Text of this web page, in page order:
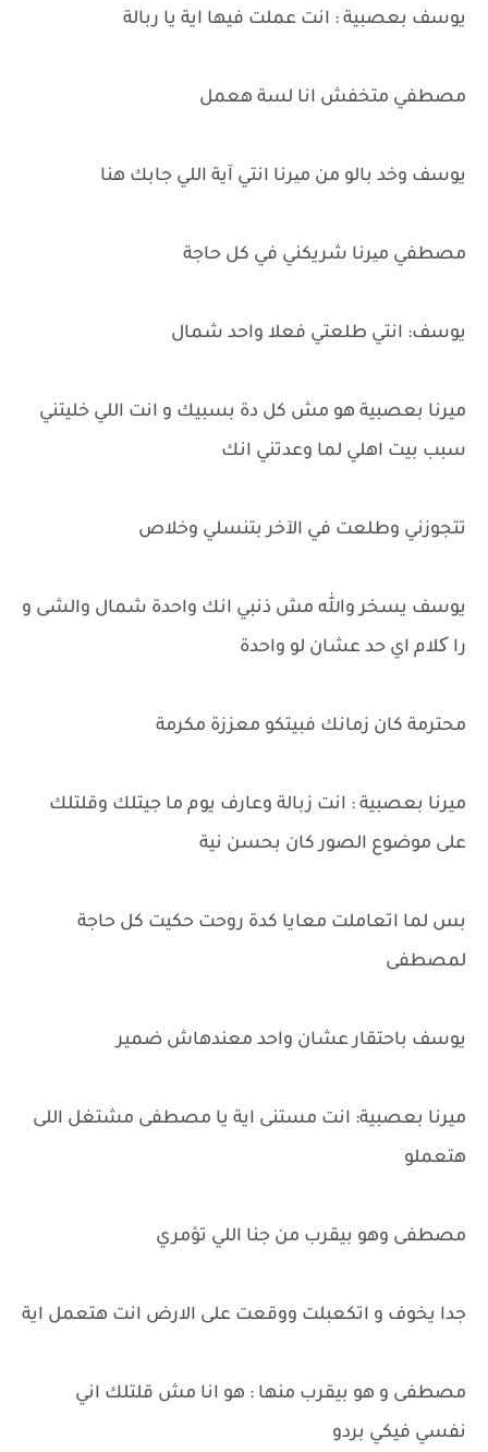
يوسف بعصبية : انت عملت فيها اية يا ربالة
مصطفي متخفش انا لسة هعمل
يوسف وخد بالو من میرنا انتي آية اللي جابك هنا
مصطفي میرنا شريكني في كل حاجة
يوسف: انتي طلعتي فعلا واحد شمال
ميرنا بعصبية هو مش كل دة بسبيك و انت اللي خليتني
سبب بيت اهلي لما وعدتني انك
تتجوزني وطلعت في الآخر بتنسلي وخلاص
يوسف يسخر والله مش ذنبي انك واحدة شمال والشى و
را کلام اي حد عشان لو واحدة
محترمة كان زمانك فبيتكو معززة مكرمة
ميرنا بعصبية : انت زبالة وعارف يوم ما جيتلك وقلتلك
على موضوع الصور كان بحسن نية
بس لما اتعاملت معايا كدة روحت حكيت كل حاجة
لمصطفى
يوسف باحتقار عشان واحد معندهاش ضمير
ميرنا بعصبية: انت مستنى اية يا مصطفى مشتغل اللى
هتعملو
مصطفى وهو بيقرب من جنا اللي تؤمري
جدا يخوف و اتكعبلت ووقعت على الارض انت هتعمل اية
مصطفى و هو بيقرب منها : هو انا مش قلتلك اني
نفسي فيكي بردو